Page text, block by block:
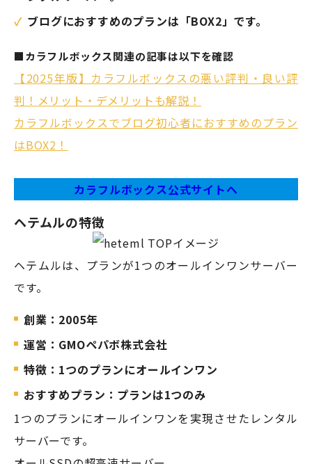
ブログにおすすめのプランは「BOX2」です。
■カラフルボックス関連の記事は以下を確認
【2025年版】カラフルボックスの悪い評判・良い評
判！メリット・デメリットも解説！
カラフルボックスでブログ初心者におすすめのプラン
はBOX2！
カラフルボックス公式サイトへ
ヘテムルの特徴
ヘテムルは、プランが1つのオールインワンサーバー
です。
創業：2005年
運営：GMOペパボ株式会社
特徴：1つのプランにオールインワン
おすすめプラン：プランは1つのみ
1つのプランにオールインワンを実現させたレンタル
サーバーです。